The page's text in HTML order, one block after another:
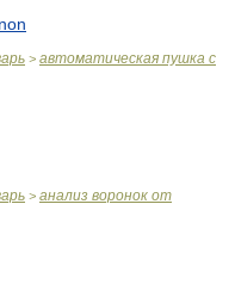
> автоматическая пушка с
> анализ воронок от